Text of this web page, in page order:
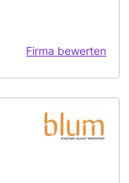
Firma bewerten